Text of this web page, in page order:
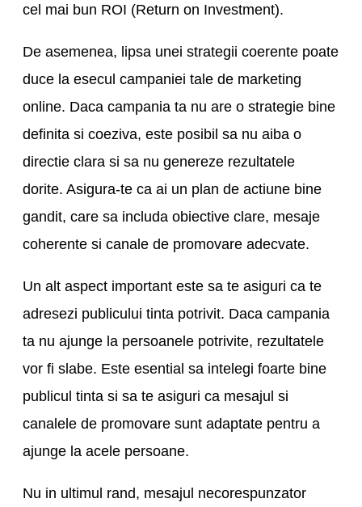
cel mai bun ROI (Return on Investment).
De asemenea, lipsa unei strategii coerente poate
duce la esecul campaniei tale de marketing
online. Daca campania ta nu are o strategie bine
definita si coeziva, este posibil sa nu aiba o
directie clara si sa nu genereze rezultatele
dorite. Asigura-te ca ai un plan de actiune bine
gandit, care sa includa obiective clare, mesaje
coherente si canale de promovare adecvate.
Un alt aspect important este sa te asiguri ca te
adresezi publicului tinta potrivit. Daca campania
ta nu ajunge la persoanele potrivite, rezultatele
vor fi slabe. Este esential sa intelegi foarte bine
publicul tinta si sa te asiguri ca mesajul si
canalele de promovare sunt adaptate pentru a
ajunge la acele persoane.
Nu in ultimul rand, mesajul necorespunzator